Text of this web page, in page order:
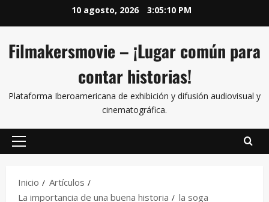
10 agosto, 2026 3:05:10 PM
Filmakersmovie – ¡Lugar común para
contar historias!
Plataforma Iberoamericana de exhibición y difusión audiovisual y
cinematográfica.
Inicio
Artículos
La importancia de una buena historia
la soga